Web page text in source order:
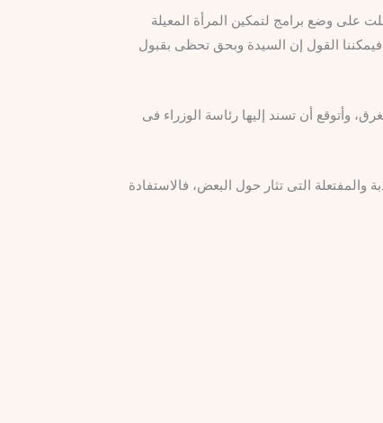
على وضع برامج لتمكين المرأة المعيلة
القول إن السيدة وبحق تحظى بقبول
وأتوقع أن تسند إليها رئاسة الوزراء فى
التى تثار حول البعض، فالاستفادة